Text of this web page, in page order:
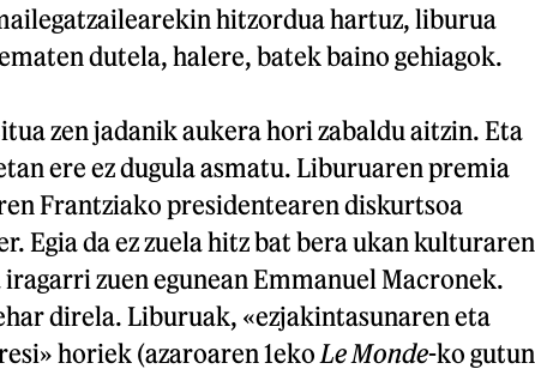
hitzordua hartuz, liburua
dutela, halere, batek baino gehiagok.
zen jadanik aukera hori zabaldu aitzin. Eta
ere ez dugula asmatu. Liburuaren premia
Frantziako presidentearen diskurtsoa
Egia da ez zuela hitz bat bera ukan kulturaren
zuen egunean Emmanuel Macronek.
direla. Liburuak, «ezjakintasunaren eta
horiek (azaroaren 1eko Le Monde-ko gutun